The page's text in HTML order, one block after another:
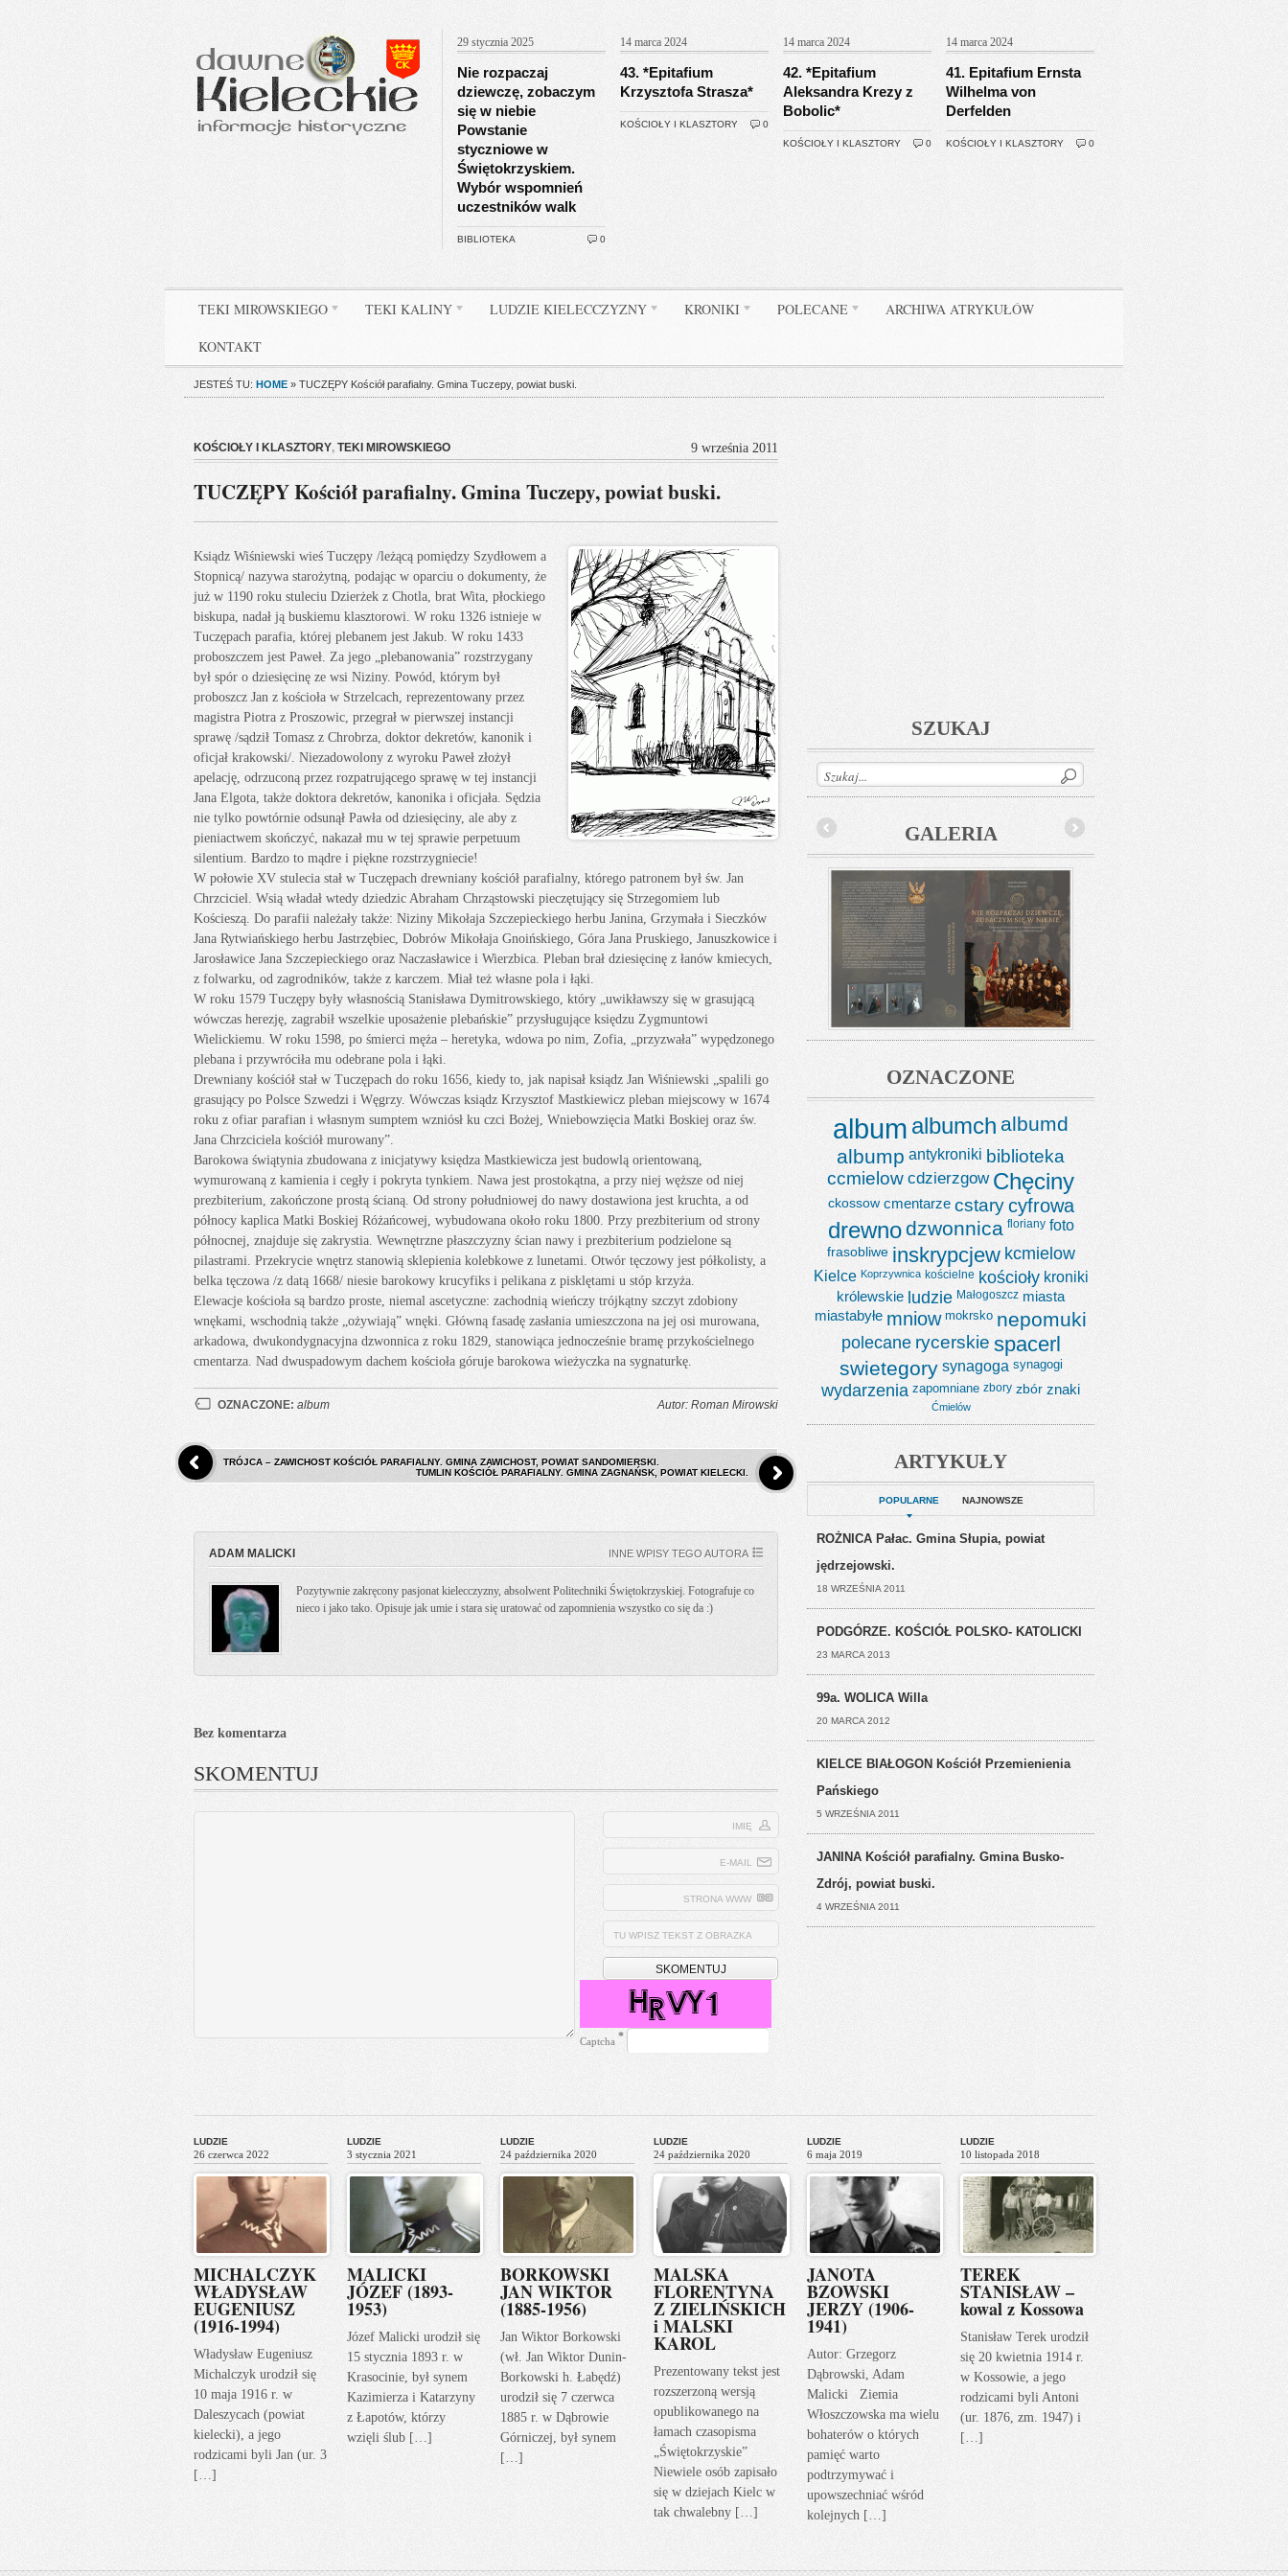
29 stycznia 2025
Nie rozpaczaj
dziewczę, zobaczym
się w niebie
Powstanie
styczniowe w
Świętokrzyskiem.
Wybór wspomnień
uczestników walk
BIBLIOTEKA 0
14 marca 2024
43. *Epitafium
Krzysztofa Strasza*
KOŚCIOŁY I KLASZTORY 0
14 marca 2024
42. *Epitafium
Aleksandra Krezy z
Bobolic*
KOŚCIOŁY I KLASZTORY 0
14 marca 2024
41. Epitafium Ernsta
Wilhelma von
Derfelden
KOŚCIOŁY I KLASZTORY 0
TEKI MIROWSKIEGO TEKI KALINY LUDZIE KIELECCZYZNY KRONIKI POLECANE ARCHIWA ATRYKUŁÓW
KONTAKT
JESTEŚ TU: HOME » TUCZĘPY Kościół parafialny. Gmina Tuczepy, powiat buski.
KOŚCIOŁY I KLASZTORY, TEKI MIROWSKIEGO 9 września 2011
TUCZĘPY Kościół parafialny. Gmina Tuczepy, powiat buski.
Ksiądz Wiśniewski wieś Tuczępy /leżącą pomiędzy Szydłowem a
Stopnicą/ nazywa starożytną, podając w oparciu o dokumenty, że
już w 1190 roku stuleciu Dzierżek z Chotla, brat Wita, płockiego
biskupa, nadał ją buskiemu klasztorowi. W roku 1326 istnieje w
Tuczępach parafia, której plebanem jest Jakub. W roku 1433
proboszczem jest Paweł. Za jego „plebanowania” rozstrzygany
był spór o dziesięcinę ze wsi Niziny. Powód, którym był
proboszcz Jan z kościoła w Strzelcach, reprezentowany przez
magistra Piotra z Proszowic, przegrał w pierwszej instancji
sprawę /sądził Tomasz z Chrobrza, doktor dekretów, kanonik i
oficjał krakowski/. Niezadowolony z wyroku Paweł złożył
apelację, odrzuconą przez rozpatrującego sprawę w tej instancji
Jana Elgota, także doktora dekretów, kanonika i oficjała. Sędzia
nie tylko powtórnie odsunął Pawła od dziesięciny, ale aby z
pieniactwem skończyć, nakazał mu w tej sprawie perpetuum
silentium. Bardzo to mądre i piękne rozstrzygniecie!
W połowie XV stulecia stał w Tuczępach drewniany kościół parafialny, którego patronem był św. Jan
Chrzciciel. Wsią władał wtedy dziedzic Abraham Chrząstowski pieczętujący się Strzegomiem lub
Kościeszą. Do parafii należały także: Niziny Mikołaja Szczepieckiego herbu Janina, Grzymała i Sieczków
Jana Rytwiańskiego herbu Jastrzębiec, Dobrów Mikołaja Gnoińskiego, Góra Jana Pruskiego, Januszkowice i
Jarosławice Jana Szczepieckiego oraz Naczasławice i Wierzbica. Pleban brał dziesięcinę z łanów kmiecych,
z folwarku, od zagrodników, także z karczem. Miał też własne pola i łąki.
W roku 1579 Tuczępy były własnością Stanisława Dymitrowskiego, który „uwikławszy się w grasującą
wówczas herezję, zagrabił wszelkie uposażenie plebańskie” przysługujące księdzu Zygmuntowi
Wielickiemu. W roku 1598, po śmierci męża – heretyka, wdowa po nim, Zofia, „przyzwała” wypędzonego
plebana i przywróciła mu odebrane pola i łąki.
Drewniany kościół stał w Tuczępach do roku 1656, kiedy to, jak napisał ksiądz Jan Wiśniewski „spalili go
grasujący po Polsce Szwedzi i Węgrzy. Wówczas ksiądz Krzysztof Mastkiewicz pleban miejscowy w 1674
roku z ofiar parafian i własnym sumptem wzniósł ku czci Bożej, Wniebowzięcia Matki Boskiej oraz św.
Jana Chrzciciela kościół murowany”.
Barokowa świątynia zbudowana z inicjatywy księdza Mastkiewicza jest budowlą orientowaną,
wymurowaną z kamienia i cegły i pokryta tynkiem. Nawa jest prostokątna, a przy niej węższe od niej
prezbiterium, zakończone prostą ścianą. Od strony południowej do nawy dostawiona jest kruchta, a od
północy kaplica Matki Boskiej Różańcowej, wybudowana około roku 1800. Przy prezbiterium od strony
północnej, znajduje się zakrystia. Wewnętrzne płaszczyzny ścian nawy i prezbiterium podzielone są
pilastrami. Przekrycie wnętrz stanowią sklepienia kolebkowe z lunetami. Otwór tęczowy jest półkolisty, a
belka tęczowa /z datą 1668/ niesie barokowy krucyfiks i pelikana z pisklętami u stóp krzyża.
Elewacje kościoła są bardzo proste, niemal ascetyczne: zachodnią wieńczy trójkątny szczyt zdobiony
wnękami, wschodnią także „ożywiają” wnęki. Główną fasadę zasłania umieszczona na jej osi murowana,
arkadowa, dwukondygnacyjna dzwonnica z roku 1829, stanowiąca jednocześnie bramę przykościelnego
cmentarza. Nad dwuspadowym dachem kościoła góruje barokowa wieżyczka na sygnaturkę.
OZNACZONE: album Autor: Roman Mirowski
TRÓJCA – ZAWICHOST KOŚCIÓŁ PARAFIALNY. GMINA ZAWICHOST, POWIAT SANDOMIERSKI.
TUMLIN KOŚCIÓŁ PARAFIALNY. GMINA ZAGNAŃSK, POWIAT KIELECKI.
ADAM MALICKI INNE WPISY TEGO AUTORA
Pozytywnie zakręcony pasjonat kielecczyzny, absolwent Politechniki Świętokrzyskiej. Fotografuje co
nieco i jako tako. Opisuje jak umie i stara się uratować od zapomnienia wszystko co się da :)
Bez komentarza
SKOMENTUJ
IMIĘ
E-MAIL
STRONA WWW
TU WPISZ TEKST Z OBRAZKA
Captcha *
SZUKAJ
GALERIA
OZNACZONE
album albumch albumd
albump antykroniki biblioteka
ccmielow cdzierzgow Chęciny
ckossow cmentarze cstary cyfrowa
drewnodzwonnica floriany foto
frasobliwe inskrypcjew kcmielow
Kielce Koprzywnica kościelne kościoły kroniki
królewskie ludzie Małogoszcz miasta
miastabyłe mniow mokrsko nepomuki
polecane rycerskie spacerl
swietegory synagoga synagogi
wydarzenia zapomniane zbory zbór znaki
Ćmielów
ARTYKUŁY
POPULARNE NAJNOWSZE
ROŻNICA Pałac. Gmina Słupia, powiat
jędrzejowski.
18 WRZEŚNIA 2011
PODGÓRZE. KOŚCIÓŁ POLSKO- KATOLICKI
23 MARCA 2013
99a. WOLICA Willa
20 MARCA 2012
KIELCE BIAŁOGON Kościół Przemienienia
Pańskiego
5 WRZEŚNIA 2011
JANINA Kościół parafialny. Gmina Busko-
Zdrój, powiat buski.
4 WRZEŚNIA 2011
LUDZIE
26 czerwca 2022
MICHALCZYK
WŁADYSŁAW
EUGENIUSZ
(1916-1994)
Władysław Eugeniusz
Michalczyk urodził się
10 maja 1916 r. w
Daleszycach (powiat
kielecki), a jego
rodzicami byli Jan (ur. 3
[…]
LUDZIE
3 stycznia 2021
MALICKI
JÓZEF (1893-
1953)
Józef Malicki urodził się
15 stycznia 1893 r. w
Krasocinie, był synem
Kazimierza i Katarzyny
z Łapotów, którzy
wzięli ślub […]
LUDZIE
24 października 2020
BORKOWSKI
JAN WIKTOR
(1885-1956)
Jan Wiktor Borkowski
(wł. Jan Wiktor Dunin-
Borkowski h. Łabędź)
urodził się 7 czerwca
1885 r. w Dąbrowie
Górniczej, był synem
[…]
LUDZIE
24 października 2020
MALSKA
FLORENTYNA
Z ZIELIŃSKICH
i MALSKI
KAROL
Prezentowany tekst jest
rozszerzoną wersją
opublikowanego na
łamach czasopisma
„Świętokrzyskie”
Niewiele osób zapisało
się w dziejach Kielc w
tak chwalebny […]
LUDZIE
6 maja 2019
JANOTA
BZOWSKI
JERZY (1906-
1941)
Autor: Grzegorz
Dąbrowski, Adam
Malicki Ziemia
Włoszczowska ma wielu
bohaterów o których
pamięć warto
podtrzymywać i
upowszechniać wśród
kolejnych […]
LUDZIE
10 listopada 2018
TEREK
STANISŁAW –
kowal z Kossowa
Stanisław Terek urodził
się 20 kwietnia 1914 r.
w Kossowie, a jego
rodzicami byli Antoni
(ur. 1876, zm. 1947) i
[…]